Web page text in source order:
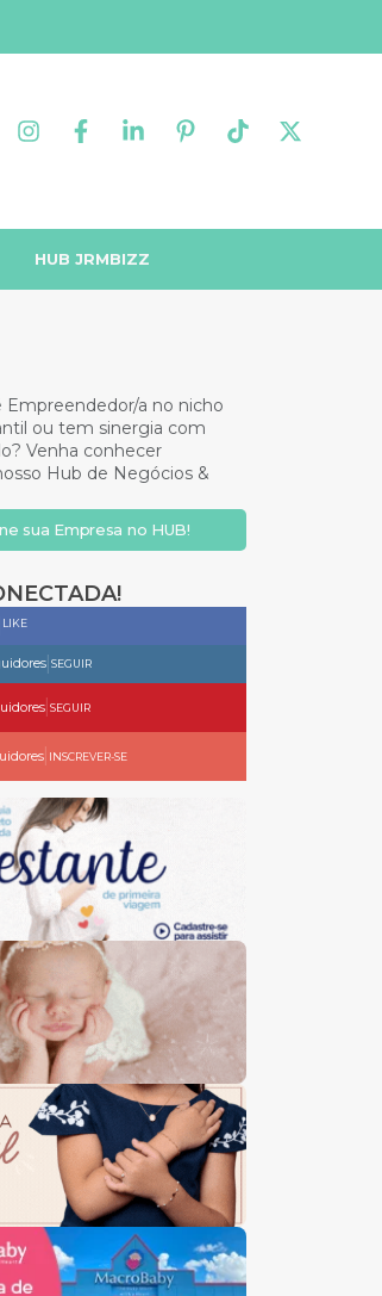
HUB JRMBIZZ
Empreendedor/a no nicho
ou tem sinergia com
Venha conhecer
Hub de Negócios &
sua Empresa no HUB!
LIKE
| SEGUIR
| SEGUIR
| INSCREVER-SE